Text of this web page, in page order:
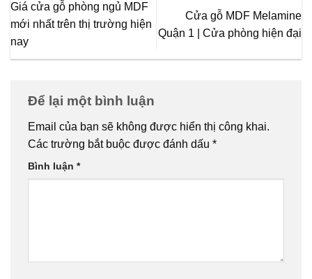
Giá cửa gỗ phòng ngủ MDF
mới nhất trên thị trường hiện
nay
Cửa gỗ MDF Melamine
Quận 1 | Cửa phòng hiện đại
Để lại một bình luận
Email của bạn sẽ không được hiển thị công khai.
Các trường bắt buộc được đánh dấu *
Bình luận *